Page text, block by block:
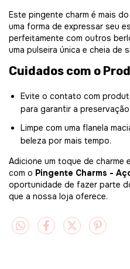
Este pingente charm é mais
uma forma de expressar seu
perfeitamente com outros
uma pulseira única e cheia de
Cuidados com o
Evite o contato com
para garantir a
Limpe com uma flanela
beleza por mais tempo.
Adicione um toque de
com o Pingente Charms -
oportunidade de fazer parte
que a nossa loja oferece.